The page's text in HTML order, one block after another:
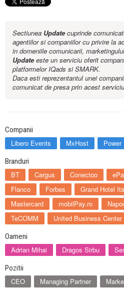
Sectiunea Updatecuprinde
agentiilor si companiilor cu privire la
in domeniile comunicarii,
Updateeste un serviciu oferit
platformelor IQads si SMARK.
Daca esti reprezentantul unei
comunicat de presa prin acest
Companii
Libero Events MxHost Power
Branduri
BT Cargus Conectoo
Flanco
Forbes Grand Hotel
Mastercard
mobilPay.ro
TeCOMM
United Business Center
Oameni
Adrian Mihai Dragos Sirbu
Pozitii
CEO Managing Partner